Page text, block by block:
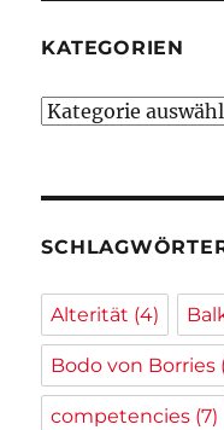
KATEGORIEN
Kategorien
Alterität (4)
Bodo von Borries
competencies (7)